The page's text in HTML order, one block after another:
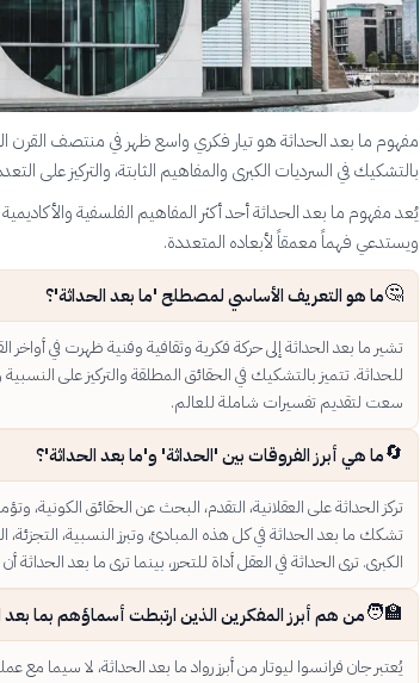
مفهوم ما بعد الحداثة هو تيار فكري واسع ظهر في منتصف القرن
بالتشكيك في السرديات الكبرى والمفاهيم الثابتة، والتركيز على
يُعد مفهوم ما بعد الحداثة أحد أكثر المفاهيم الفلسفية
ويستدعي فهماً معمقاً لأبعاده المتعددة.
🤔ما هو التعريف الأساسي لمصطلح 'ما بعد الحداثة'؟
تشير ما بعد الحداثة إلى حركة فكرية وثقافية وفنية ظهرت في أواخر
للحداثة. تتميز بالتشكيك في الحقائق المطلقة والتركيز على
سعت لتقديم تفسيرات شاملة للعالم.
🔄ما هي أبرز الفروقات بين 'الحداثة' و'ما بعد الحداثة'؟
تركز الحداثة على العقلانية، التقدم، البحث عن الحقائق الكونية،
تشكك ما بعد الحداثة في كل هذه المبادئ، وتبرز النسبية، التجزئة،
الكبرى. ترى الحداثة في العقل أداة للتحرر، بينما ترى ما بعد
🧑‍🏫من هم أبرز المفكرين الذين ارتبطت أسماؤهم بما بعد
يُعتبر جان فرانسوا ليوتار من أبرز رواد ما بعد الحداثة، لا سيما مع